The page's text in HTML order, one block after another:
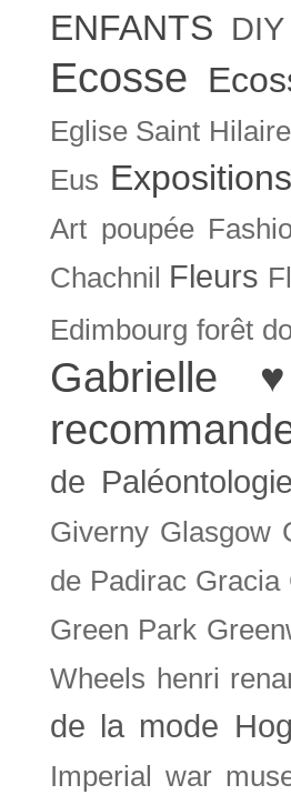
ENFANTS
Ecosse
Eglise Saint
Eus Expositions
Art poupée
Chachnil Fleurs
Edimbourg forêt
Gabrielle
de Paléontologie
Giverny Glasgow
de Padirac Gracia
Green Park
Wheels henri
de la mode
Imperial war